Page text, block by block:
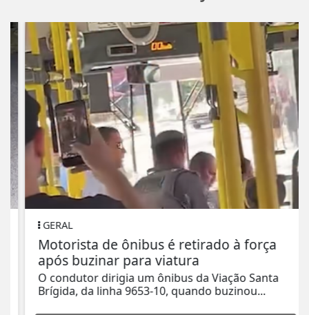
GERAL
Motorista de ônibus é retirado à força
após buzinar para viatura
O condutor dirigia um ônibus da Viação Santa
Brígida, da linha 9653-10, quando buzinou...